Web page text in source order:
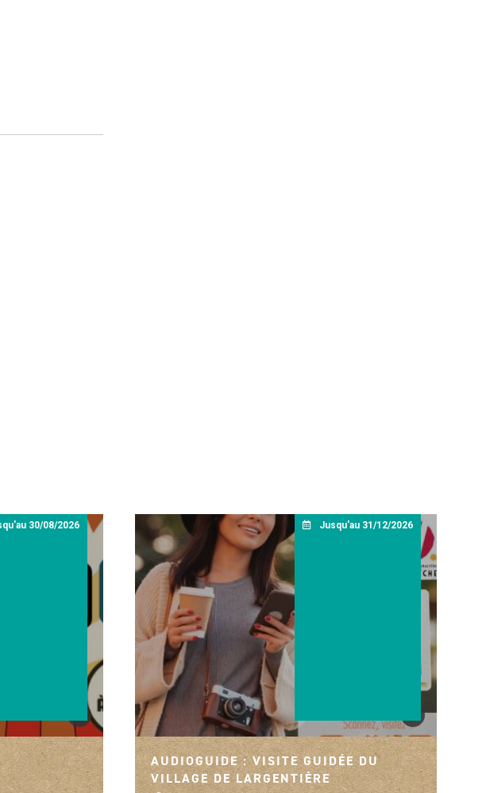
30/08/2026
comité des fêtes sanilhac
Jusqu'au 31/12/2026
@OITVDL
AUDIOGUIDE : VISITE GUIDÉE DU
VILLAGE DE LARGENTIÈRE